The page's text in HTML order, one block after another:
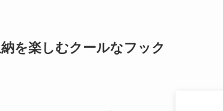
を楽しむクールなフック